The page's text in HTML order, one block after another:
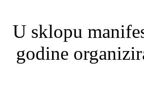
U sklopu
godine